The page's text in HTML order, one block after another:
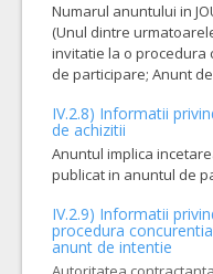
Numarul anuntului in
(Unul dintre
invitatie la o procedura
de participare; Anunt
IV.2.8) Informatii
de achizitii
Anuntul implica
publicat in anuntul de
IV.2.9) Informatii
procedura
anunt de intentie